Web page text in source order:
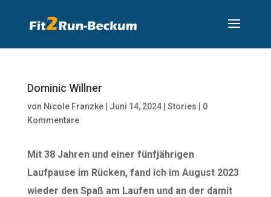
Dominic Willner
von Nicole Franzke| Juni 14, 2024| Stories
0
Kommentare
Mit 38 Jahren und einer fünfjährigen
Laufpause im Rücken, fand ich im August 2023
wieder den Spaß am Laufen und an der damit